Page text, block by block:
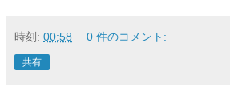
時刻: 00:58 0 件のコメント:
共有